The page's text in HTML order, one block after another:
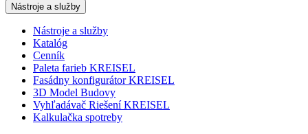
Nástroje a služby
Nástroje a služby
Katalóg
Cenník
Paleta farieb KREISEL
Fasádny konfigurátor KREISEL
3D Model Budovy
Vyhľadávač Riešení KREISEL
Kalkulačka spotreby